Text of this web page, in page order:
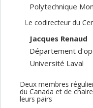
Polytechnique
Le codirecteur du
Jacques Renaud
Département
Université Laval
Deux membres
du Canada et de
leurs pairs